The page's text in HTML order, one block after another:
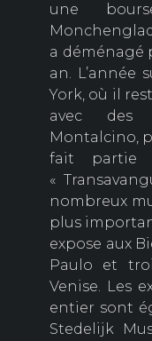
une
a déménagé
an. L’année
York, où il
avec des
Montalcino,
fait partie
«
nombreux
plus
expose aux
Paulo et
Venise. Les
entier sont
Stedelijk